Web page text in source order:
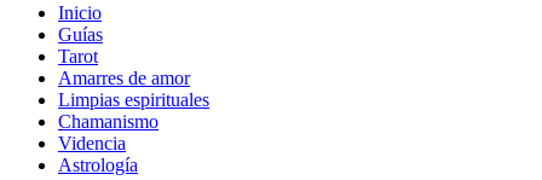
Inicio
Guías
Tarot
Amarres de amor
Limpias espirituales
Chamanismo
Videncia
Astrología